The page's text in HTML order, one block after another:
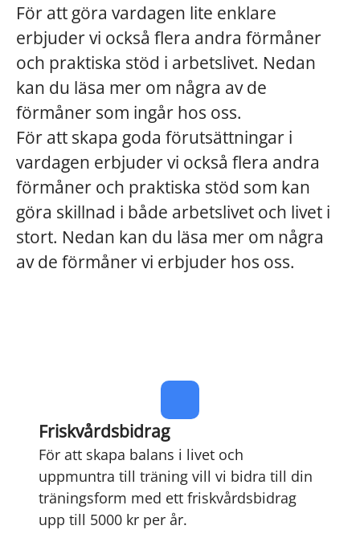
För att göra vardagen lite enklare
erbjuder vi också flera andra förmåner
och praktiska stöd i arbetslivet. Nedan
kan du läsa mer om några av de
förmåner som ingår hos oss.
För att skapa goda förutsättningar i
vardagen erbjuder vi också flera andra
förmåner och praktiska stöd som kan
göra skillnad i både arbetslivet och livet i
stort. Nedan kan du läsa mer om några
av de förmåner vi erbjuder hos oss.
Friskvårdsbidrag
För att skapa balans i livet och
uppmuntra till träning vill vi bidra till din
träningsform med ett friskvårdsbidrag
upp till 5000 kr per år.